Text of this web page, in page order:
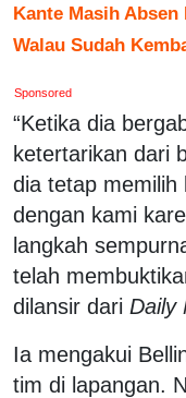
Kante Masih
Walau Sudah
Sponsored
“Ketika dia
ketertarikan dari
dia tetap memilih
dengan kami
langkah
telah
dilansir dari Daily
Ia mengakui
tim di lapangan.